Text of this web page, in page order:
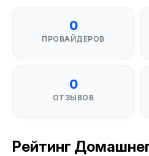
0
ПРОВАЙДЕРОВ
0
ОТЗЫВОВ
Рейтинг